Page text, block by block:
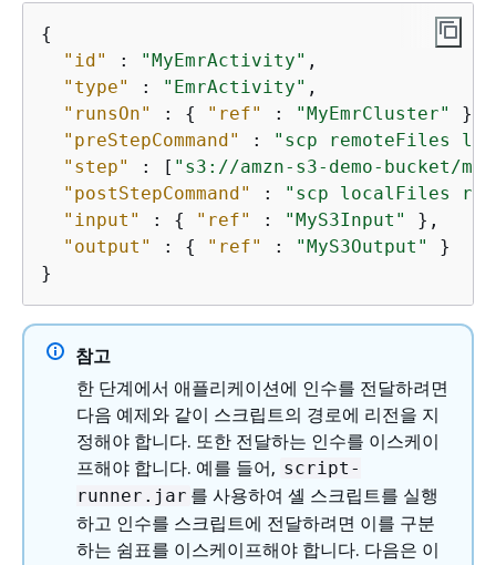
{
"id"
: "MyEmrActivity" ,
"type"
: "EmrActivity" ,
"runsOn"
: { "ref" : "MyEmrCluster"
},
"preStepCommand"
:
"scp remoteFiles
"step"
: [ "s3://amzn-s3-demo-bucket/
"postStepCommand"
:
"scp localFiles
"input"
: { "ref" : "MyS3Input"
},
"output"
: { "ref" : "MyS3Output"
}
}
참고
한 단계에서 애플리케이션에 인수를 전달하려면
다음 예제와 같이 스크립트의 경로에 리전을 지
정해야 합니다. 또한 전달하는 인수를 이스케이
프해야 합니다. 예를 들어, script-
runner.jar 를 사용하여 셸 스크립트를 실행
하고 인수를 스크립트에 전달하려면 이를 구분
하는 쉼표를 이스케이프해야 합니다. 다음은 이